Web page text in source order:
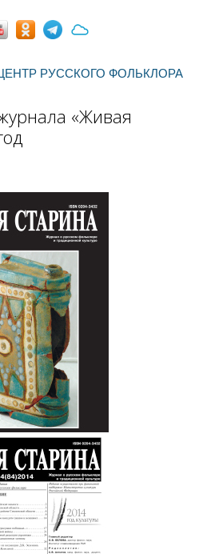
РУССКОГО ФОЛЬКЛОРА
«Живая